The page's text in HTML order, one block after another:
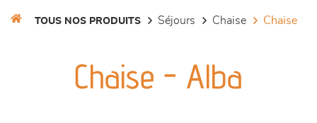
TOUS NOS PRODUITS séjours chaise chaise
Chaise - Alba